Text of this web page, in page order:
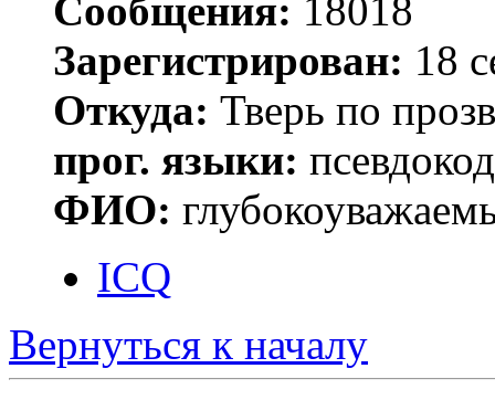
Сообщения: 18018
Зарегистрирован: 18
Откуда: Тверь по
прог. языки:
ФИО:
ICQ
Вернуться к началу